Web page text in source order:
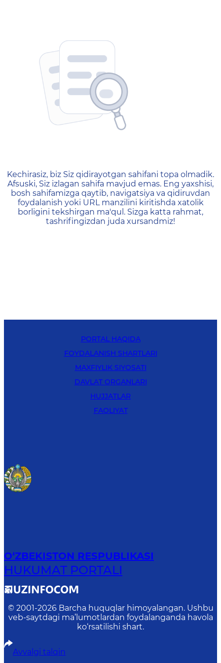
404 — Страница не
Kechirasiz, biz Siz qidirayotgan sahifani topa olmadik.
Afsuski, Siz izlagan sahifa mavjud emas. Eng yaxshisi,
bosh sahifamizga qaytib, navigatsiya va qidiruvdan
foydalanish yoki URL manzilini kiritishda xatolik
borligini tekshirgan ma'qul. Sizga katta rahmat,
tashrifingizdan juda xursandmiz!
PORTAL HAQIDA
FOYDALANISH SHARTLARI
MAXFIYLIK SIYOSATI
DAVLAT ORGANLARI
HUJJATLAR
FAOLIYAT
O‘ZBEKISTON RESPUBLIKASI
HUKUMAT PORTALI
© 2001-2026 Barcha huquqlar himoyalangan. Ushbu
veb-saytdagi ma’lumotlardan foydalanganda havola
ko‘rsatilishi shart.
Avvalgi talqin